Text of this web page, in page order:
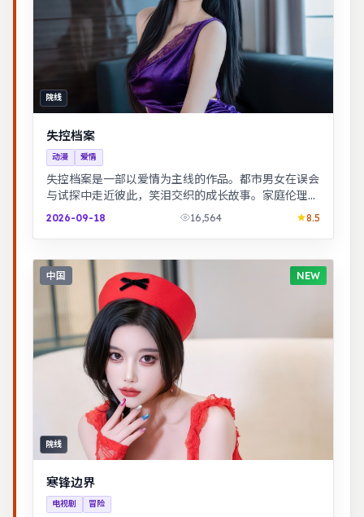
院线
失控档案
动漫 爱情
失控档案是一部以爱情为主线的作品。都市男女在误会
与试探中走近彼此，笑泪交织的成长故事。家庭伦理冲
突在一场意外后集中爆发，情感冲击力足。
2026-09-18 16,564 8.5
中国 NEW
院线
寒锋边界
电视剧 冒险